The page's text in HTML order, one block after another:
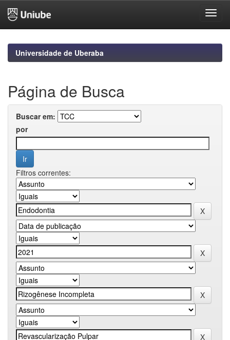
navigationUniversidade de Uberaba
Página de Busca
Buscar em:
por
Filtros correntes: